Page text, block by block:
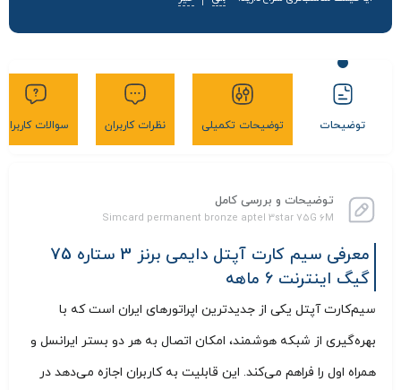
توضیحات توضیحات تکمیلی نظرات کاربران سوالات کاربران
توضیحات و بررسی کامل
Simcard permanent bronze aptel 3star 75G 6M
معرفی سیم کارت آپتل دایمی برنز 3 ستاره 75
گیگ اینترنت 6 ماهه
سیم‌کارت آپتل یکی از جدیدترین اپراتورهای ایران است که با
بهره‌گیری از شبکه هوشمند، امکان اتصال به هر دو بستر ایرانسل و
همراه اول را فراهم می‌کند. این قابلیت به کاربران اجازه می‌دهد در